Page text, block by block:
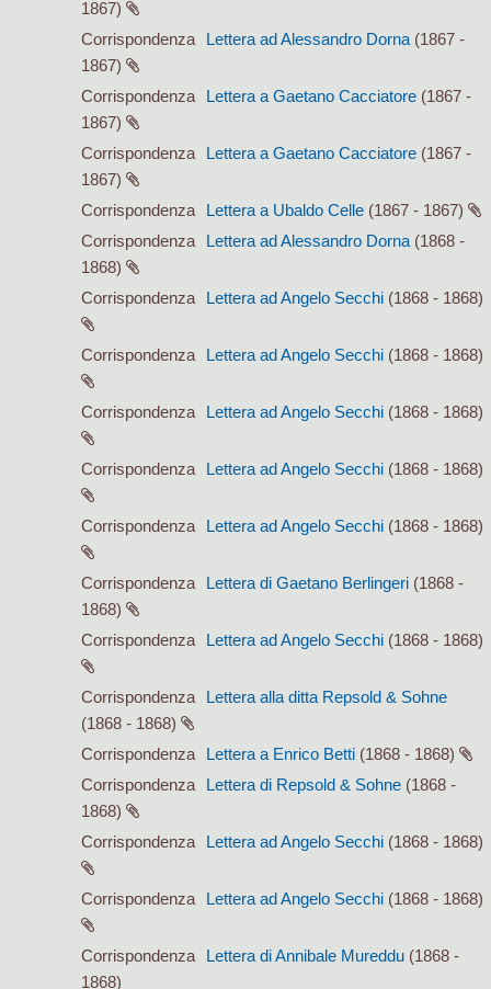
1867)
Corrispondenza
Lettera ad Alessandro Dorna (1867 -
1867)
Corrispondenza
Lettera a Gaetano Cacciatore (1867 -
1867)
Corrispondenza
Lettera a Gaetano Cacciatore (1867 -
1867)
Corrispondenza
Lettera a Ubaldo Celle (1867 - 1867)
Corrispondenza
Lettera ad Alessandro Dorna (1868 -
1868)
Corrispondenza
Lettera ad Angelo Secchi (1868 - 1868)
Corrispondenza Lettera ad Angelo Secchi (1868 - 1868)
Corrispondenza Lettera ad Angelo Secchi (1868 - 1868)
Corrispondenza Lettera ad Angelo Secchi (1868 - 1868)
Corrispondenza Lettera ad Angelo Secchi (1868 - 1868)
Corrispondenza Lettera di Gaetano Berlingeri (1868 -
1868)
Corrispondenza
Lettera ad Angelo Secchi (1868 - 1868)
Corrispondenza
Lettera alla ditta Repsold & Sohne
(1868 - 1868)
Corrispondenza
Lettera a Enrico Betti (1868 - 1868)
Corrispondenza
Lettera di Repsold & Sohne (1868 -
1868)
Corrispondenza
Lettera ad Angelo Secchi (1868 - 1868)
Corrispondenza Lettera ad Angelo Secchi (1868 - 1868)
Corrispondenza Lettera di Annibale Mureddu (1868 -
1868)